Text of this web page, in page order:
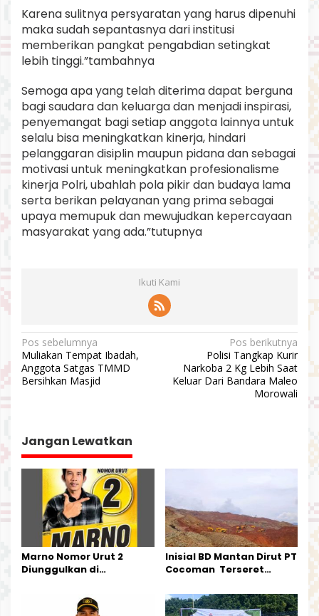
Karena sulitnya persyaratan yang harus dipenuhi
maka sudah sepantasnya dari institusi
memberikan pangkat pengabdian setingkat
lebih tinggi.”tambahnya
Semoga apa yang telah diterima dapat berguna
bagi saudara dan keluarga dan menjadi inspirasi,
penyemangat bagi setiap anggota lainnya untuk
selalu bisa meningkatkan kinerja, hindari
pelanggaran disiplin maupun pidana dan sebagai
motivasi untuk meningkatkan profesionalisme
kinerja Polri, ubahlah pola pikir dan budaya lama
serta berikan pelayanan yang prima sebagai
upaya memupuk dan mewujudkan kepercayaan
masyarakat yang ada.”tutupnya
Ikuti Kami
N
a
v
a
s
s
Pos sebelumnya
Muliakan Tempat Ibadah,
Anggota Satgas TMMD
Bersihkan Masjid
Pos berikutnya
Polisi Tangkap Kurir
Narkoba 2 Kg Lebih Saat
Keluar Dari Bandara Maleo
Morowali
Jangan Lewatkan
Marno Nomor Urut 2
Diunggulkan di
Kesederhanaannya Jadi
Harapan Warga
Inisial BD Mantan Dirut PT
Cocoman Terseret
Tata Kelola Tambang
Kalimantan Barat